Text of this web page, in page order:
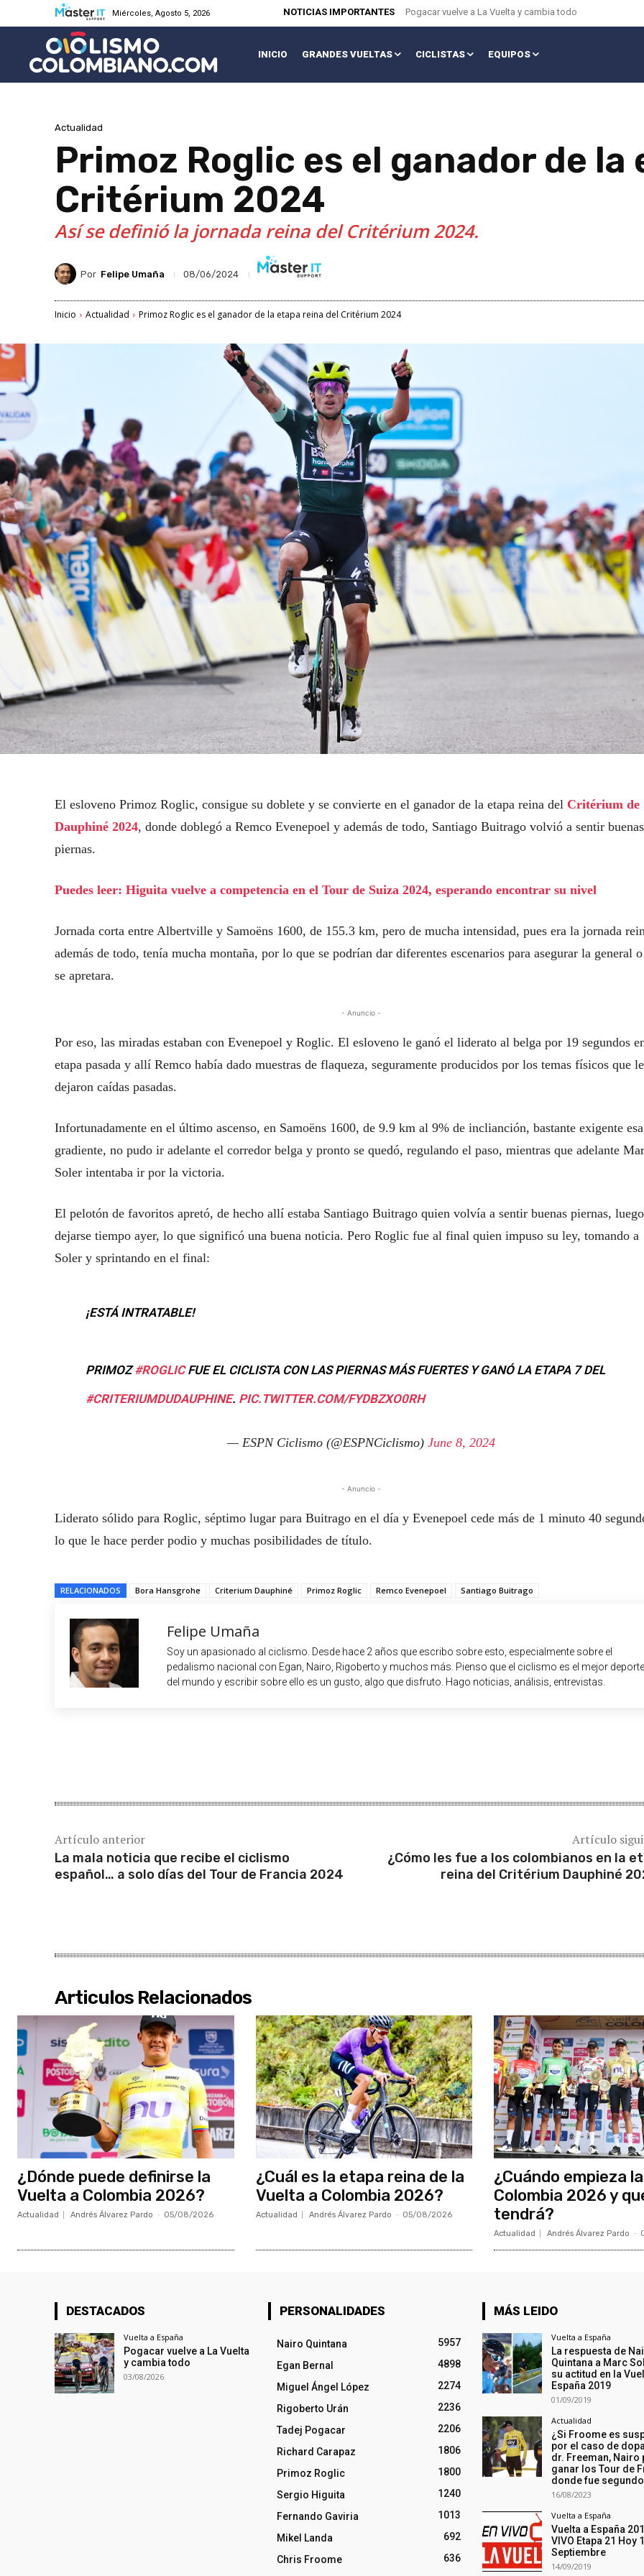
Miércoles, Agosto 5, 2026 NOTICIAS IMPORTANTES Pogacar vuelve a La Vuelta y cambia todo
INICIO GRANDES VUELTAS CICLISTAS EQUIPOS
Actualidad
Primoz Roglic es el ganador de
Critérium 2024
Así se definió la jornada reina del Critérium 2024.
Por Felipe Umaña 08/06/2024
Inicio Actualidad Primoz Roglic es el ganador de la etapa reina del Critérium 2024
El esloveno Primoz Roglic, consigue su doblete y se convierte en el ganador de la etapa reina del Critérium de
Dauphiné 2024, donde doblegó a Remco Evenepoel y además de todo, Santiago Buitrago volvió a sentir buenas
piernas.
Puedes leer: Higuita vuelve a competencia en el Tour de Suiza 2024, esperando encontrar su nivel
Jornada corta entre Albertville y Samoëns 1600, de 155.3 km, pero de mucha intensidad, pues era la jornada
además de todo, tenía mucha montaña, por lo que se podrían dar diferentes escenarios para asegurar la general
se apretara.
- Anuncio -
Por eso, las miradas estaban con Evenepoel y Roglic. El esloveno le ganó el liderato al belga por 19 segundos
etapa pasada y allí Remco había dado muestras de flaqueza, seguramente producidos por los temas físicos que le
dejaron caídas pasadas.
Infortunadamente en el último ascenso, en Samoëns 1600, de 9.9 km al 9% de inclianción, bastante exigente esa
gradiente, no pudo ir adelante el corredor belga y pronto se quedó, regulando el paso, mientras que adelante
Soler intentaba ir por la victoria.
El pelotón de favoritos apretó, de hecho allí estaba Santiago Buitrago quien volvía a sentir buenas piernas,
dejarse tiempo ayer, lo que significó una buena noticia. Pero Roglic fue al final quien impuso su ley, tomando a
Soler y sprintando en el final:
¡ESTÁ INTRATABLE!
PRIMOZ#ROGLICFUE EL CICLISTA CON LAS PIERNAS MÁS FUERTES Y GANÓ LA ETAPA 7 DEL
#CRITERIUMDUDAUPHINE. PIC.TWITTER.COM/FYDBZXO0RH
— ESPN Ciclismo (@ESPNCiclismo) June 8, 2024
- Anuncio -
Liderato sólido para Roglic, séptimo lugar para Buitrago en el día y Evenepoel cede más de 1 minuto 40
lo que le hace perder podio y muchas posibilidades de título.
RELACIONADOS Bora Hansgrohe Criterium Dauphiné Primoz Roglic Remco Evenepoel Santiago Buitrago
Felipe Umaña
Soy un apasionado al ciclismo. Desde hace 2 años que escribo sobre esto, especialmente sobre el
pedalismo nacional con Egan, Nairo, Rigoberto y muchos más. Pienso que el ciclismo es el mejor deporte
del mundo y escribir sobre ello es un gusto, algo que disfruto. Hago noticias, análisis, entrevistas.
Artículo anterior
La mala noticia que recibe el ciclismo
español… a solo días del Tour de Francia 2024
Artículo
¿Cómo les fue a los colombianos en la
reina del Critérium Dauphiné
Articulos Relacionados
¿Dónde puede definirse la
Vuelta a Colombia 2026?
Actualidad Andrés Álvarez Pardo - 05/08/2026
¿Cuál es la etapa reina de la
Vuelta a Colombia 2026?
Actualidad Andrés Álvarez Pardo - 05/08/2026
¿Cuándo empieza
Colombia 2026 y
tendrá?
Actualidad Andrés Álvarez Pardo -
DESTACADOS
Vuelta a España
Pogacar vuelve a La Vuelta
y cambia todo
03/08/2026
PERSONALIDADES
Nairo Quintana
5957
Egan Bernal
4898
Miguel Ángel López
2274
Rigoberto Urán
2236
Tadej Pogacar
2206
Richard Carapaz
1806
Primoz Roglic
1800
Sergio Higuita
1240
Fernando Gaviria
1013
Mikel Landa
692
Chris Froome
636
MÁS LEIDO
Vuelta a España
La respuesta de
Quintana a Marc
su actitud en la
España 2019
01/09/2019
Actualidad
¿Si Froome es
por el caso de
dr. Freeman, Nairo
ganar los Tour de
donde fue
16/08/2023
Vuelta a España
Vuelta a España
VIVO Etapa 21 Hoy
Septiembre
14/09/2019